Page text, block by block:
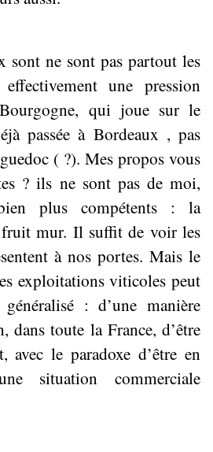
sont ne sont pas partout les
une pression
qui joue sur le
passée à Bordeaux , pas
( ?). Mes propos vous
? ils ne sont pas de moi,
plus compétents : la
mur. Il suffit de voir les
à nos portes. Mais le
exploitations viticoles peut
: d’une manière
dans toute la France, d’être
avec le paradoxe d’être en
situation commerciale